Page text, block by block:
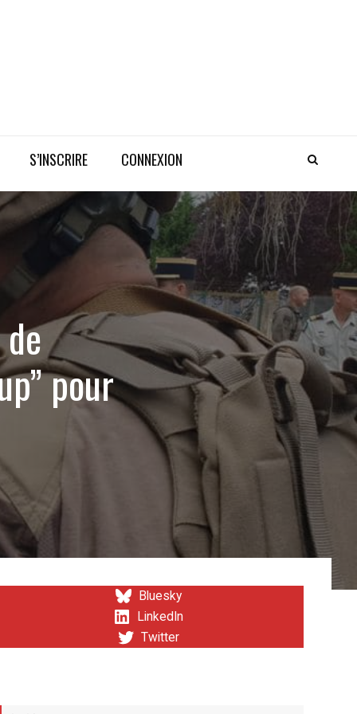
S’INSCRIRE CONNEXION
pour
Bluesky
LinkedIn
Twitter